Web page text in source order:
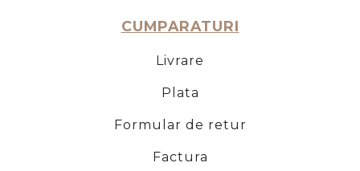
CUMPARATURI
Livrare
Plata
Formular de retur
Factura